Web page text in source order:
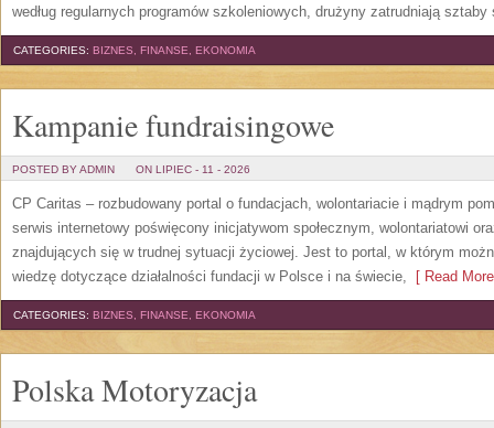
według regularnych programów szkoleniowych, drużyny zatrudniają sztaby
CATEGORIES: BIZNES, FINANSE, EKONOMIA
Kampanie fundraisingowe
POSTED BY ADMIN ON LIPIEC - 11 - 2026
CP Caritas – rozbudowany portal o fundacjach, wolontariacie i mądrym
serwis internetowy poświęcony inicjatywom społecznym, wolontariatowi
znajdujących się w trudnej sytuacji życiowej. Jest to portal, w którym
wiedzę dotyczące działalności fundacji w Polsce i na świecie, [ Read
CATEGORIES: BIZNES, FINANSE, EKONOMIA
Polska Motoryzacja